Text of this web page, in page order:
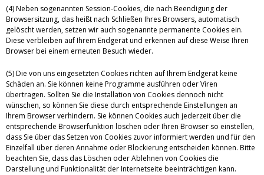
(4) Neben sogenannten Session-Cookies, die nach Beendigung der
Browsersitzung, das heißt nach Schließen Ihres Browsers, automatisch
gelöscht werden, setzen wir auch sogenannte permanente Cookies ein.
Diese verbleiben auf Ihrem Endgerät und erkennen auf diese Weise Ihren
Browser bei einem erneuten Besuch wieder.
(5) Die von uns eingesetzten Cookies richten auf Ihrem Endgerät keine
Schäden an. Sie können keine Programme ausführen oder Viren
übertragen. Sollten Sie die Installation von Cookies dennoch nicht
wünschen, so können Sie diese durch entsprechende Einstellungen an
Ihrem Browser verhindern. Sie können Cookies auch jederzeit über die
entsprechende Browserfunktion löschen oder Ihren Browser so einstellen,
dass Sie über das Setzen von Cookies zuvor informiert werden und für den
Einzelfall über deren Annahme oder Blockierung entscheiden können. Bitte
beachten Sie, dass das Löschen oder Ablehnen von Cookies die
Darstellung und Funktionalität der Internetseite beeinträchtigen kann.